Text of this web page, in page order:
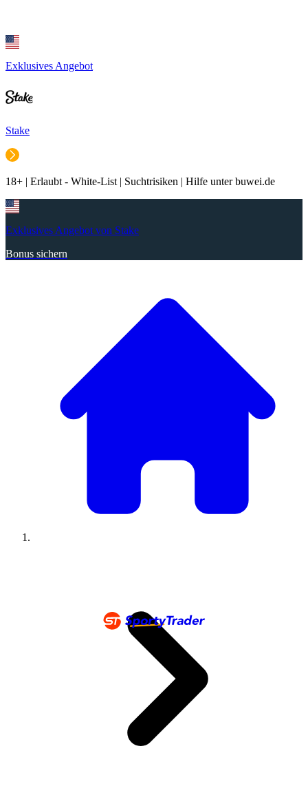
Exklusives Angebot
Stake
18+ | Erlaubt - White-List | Suchtrisiken | Hilfe unter buwei.de
Exklusives Angebot von Stake
Bonus sichern